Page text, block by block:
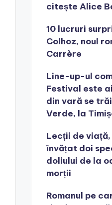
citește Alice
10 lucruri
Colhoz, noul
Carrère
Line-up-ul
Festival este
din vară se
Verde, la
Lecții de
învățat doi
doliului de la
morții
Romanul pe